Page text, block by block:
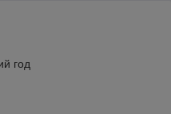
год